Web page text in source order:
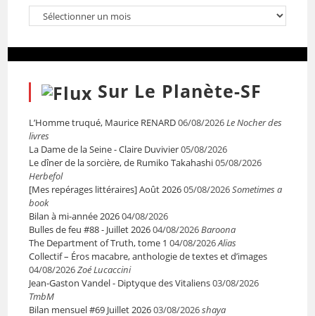
Sur Le Planète-SF
L’Homme truqué, Maurice RENARD06/08/2026Le Nocher des
livres
La Dame de la Seine - Claire Duvivier05/08/2026
Le dîner de la sorcière, de Rumiko Takahashi05/08/2026
Herbefol
[Mes repérages littéraires] Août 202605/08/2026Sometimes a
book
Bilan à mi-année 202604/08/2026
Bulles de feu #88 - Juillet 202604/08/2026Baroona
The Department of Truth, tome 1 04/08/2026Alias
Collectif – Éros macabre, anthologie de textes et d’images
04/08/2026Zoé Lucaccini
Jean-Gaston Vandel - Diptyque des Vitaliens03/08/2026
TmbM
Bilan mensuel #69 Juillet 202603/08/2026shaya